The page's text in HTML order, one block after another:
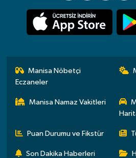
Manisa Nöbetçi
Eczaneler
Manisa Namaz Vakitleri
Puan Durumu ve Fikstür
Son Dakika Haberleri